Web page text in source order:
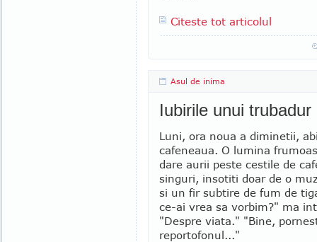
Citeste tot articolul
Asul de inima
Iubirile unui
Luni, ora noua a diminetii,
cafeneaua. O lumina
dare aurii peste cestile de
singuri, insotiti doar de o
si un fir subtire de fum de
ce-ai vrea sa vorbim?" ma
"Despre viata." "Bine,
reportofonul..."